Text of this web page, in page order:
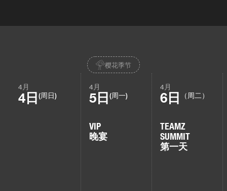
樱花季节
4月
4日 (周日)
4月
5日 (周一)
VIP
晚宴
4月
6日 （周二）
TEAMZ
SUMMIT
第一天